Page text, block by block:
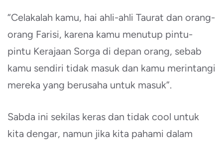
“Celakalah kamu, hai ahli-ahli Taurat dan orang-
orang Farisi, karena kamu menutup pintu-
pintu Kerajaan Sorga di depan orang, sebab
kamu sendiri tidak masuk dan kamu merintangi
mereka yang berusaha untuk masuk”.
Sabda ini sekilas keras dan tidak cool untuk
kita dengar, namun jika kita pahami dalam